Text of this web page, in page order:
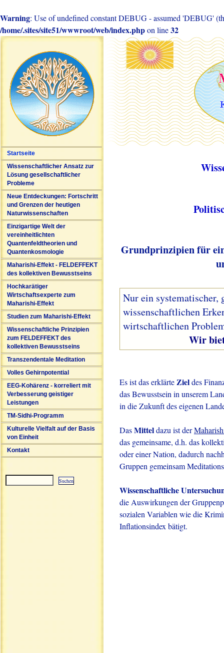
Warning: Use of undefined constant DEBUG - assumed 'DEBUG'
/home/.sites/site51/wwwroot/web/index.phpon line32
Startseite
Wissenschaftlicher Ansatz zur
Lösung gesellschaftlicher
Probleme
Neue Entdeckungen: Fortschritt
und Grenzen der heutigen
Naturwissenschaften
Einzigartige Welt der
vereinheitlichten
Quantenfeldtheorien und
Quantenkosmologie
Maharishi-Effekt - FELDEFFEKT
des kollektiven Bewusstseins
Hochkarätiger
Wirtschaftsexperte zum
Maharishi-Effekt
Studien zum Maharishi-Effekt
Wissenschaftliche Prinzipien
zum FELDEFFEKT des
kollektiven Bewusstseins
Transzendentale Meditation
Volles Gehirnpotential
EEG-Kohärenz - korreliert mit
Verbesserung geistiger
Leistungen
TM-Sidhi-Programm
Kulturelle Vielfalt auf der Basis
von Einheit
Kontakt
Grundprinzipien für
Nur ein systematischer,
wissenschaftlichen
wirtschaftlichen
Wir bieten
Es ist das erklärteZieldes
das Bewusstsein in unserem
in die Zukunft des eigenen
DasMitteldazu ist der
das gemeinsame, d.h. das
oder einer Nation, dadurch
Gruppen gemeinsam
Wissenschaftliche
die Auswirkungen der
sozialen Variablen wie die
Inflationsindex bätigt.